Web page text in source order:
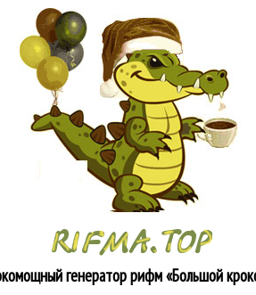
генератор рифм«Большой